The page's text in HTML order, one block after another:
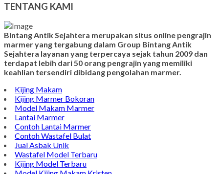
TENTANG KAMI
Bintang Antik Sejahtera merupakan situs online pengrajin
marmer yang tergabung dalam Group Bintang Antik
Sejahtera layanan yang terpercaya sejak tahun 2009 dan
terdapat lebih dari 50 orang pengrajin yang memiliki
keahlian tersendiri dibidang pengolahan marmer.
Kijing Makam
Kijing Marmer Bokoran
Model Makam Marmer
Lantai Marmer
Contoh Lantai Marmer
Contoh Wastafel Bulat
Jual Asbak Unik
Wastafel Model Terbaru
Kijing Model Terbaru